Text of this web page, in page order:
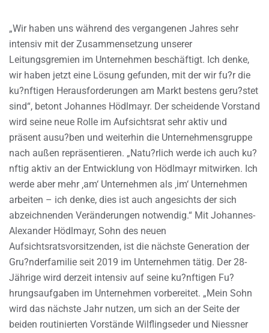
„Wir haben uns während des vergangenen Jahres sehr
intensiv mit der Zusammensetzung unserer
Leitungsgremien im Unternehmen beschäftigt. Ich denke,
wir haben jetzt eine Lösung gefunden, mit der wir fu?r die
ku?nftigen Herausforderungen am Markt bestens geru?stet
sind“, betont Johannes Hödlmayr. Der scheidende Vorstand
wird seine neue Rolle im Aufsichtsrat sehr aktiv und
präsent ausu?ben und weiterhin die Unternehmensgruppe
nach außen repräsentieren. „Natu?rlich werde ich auch ku?
nftig aktiv an der Entwicklung von Hödlmayr mitwirken. Ich
werde aber mehr ‚am‘ Unternehmen als ‚im‘ Unternehmen
arbeiten – ich denke, dies ist auch angesichts der sich
abzeichnenden Veränderungen notwendig.“ Mit Johannes-
Alexander Hödlmayr, Sohn des neuen
Aufsichtsratsvorsitzenden, ist die nächste Generation der
Gru?nderfamilie seit 2019 im Unternehmen tätig. Der 28-
Jährige wird derzeit intensiv auf seine ku?nftigen Fu?
hrungsaufgaben im Unternehmen vorbereitet. „Mein Sohn
wird das nächste Jahr nutzen, um sich an der Seite der
beiden routinierten Vorstände Wilflingseder und Niessner